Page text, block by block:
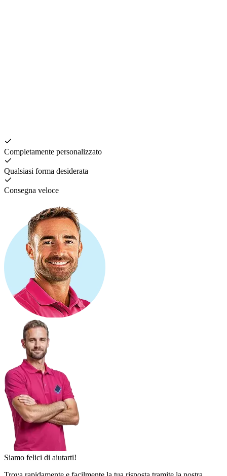
Completamente personalizzato
Qualsiasi forma desiderata
Consegna veloce
Siamo felici di aiutarti!